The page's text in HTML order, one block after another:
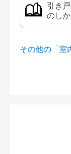
引き
のし
その他の「室